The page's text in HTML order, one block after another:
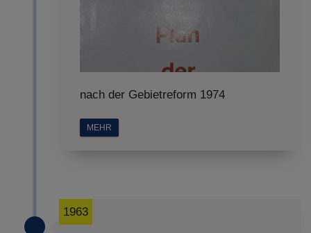
nach der Gebietreform 1974
MEHR
1963